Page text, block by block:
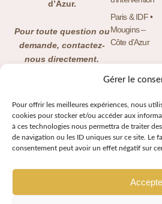
Gérer le
Pour offrir les meilleures expériences, nous
cookies pour stocker et/ou accéder aux
à ces technologies nous permettra de traiter
de navigation ou les ID uniques sur ce site. Le
consentement peut avoir un effet négatif sur
d’Azur.
Pour toute question ou
demande, contactez-
nous directement.
Paris & IDF •
Mougins –
Côte d’Azur
© 2025 Sahra Luïz — Coiffure &
Paris, Mougins et Côte
c
n
s